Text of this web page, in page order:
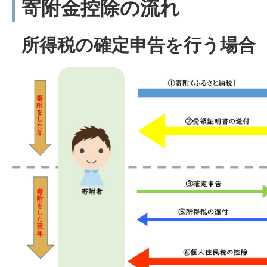
寄附金控除の流れ
所得税の確定申告を行う場合